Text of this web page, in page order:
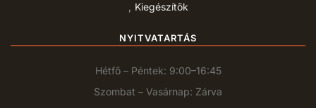
Kiegészítők
NYITVATARTÁS
Hétfő – Péntek: 9:00–16:45
Szombat – Vasárnap: Zárva